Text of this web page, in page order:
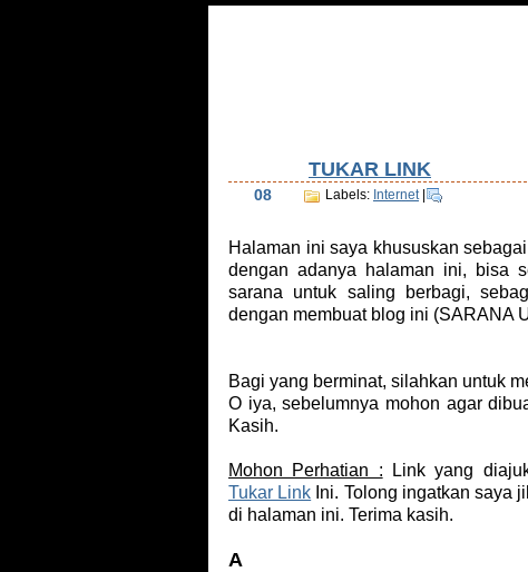
08
TUKAR LINK
Labels: Internet
Halaman ini saya khususkan
dengan adanya halaman ini, bisa
sarana untuk saling berbagi,
dengan membuat blog ini (SARANA
Bagi yang berminat, silahkan untuk
O iya, sebelumnya mohon agar
Kasih.
Mohon Perhatian : Link yang
Tukar Link Ini. Tolong ingatkan saya
di halaman ini. Terima kasih.
A